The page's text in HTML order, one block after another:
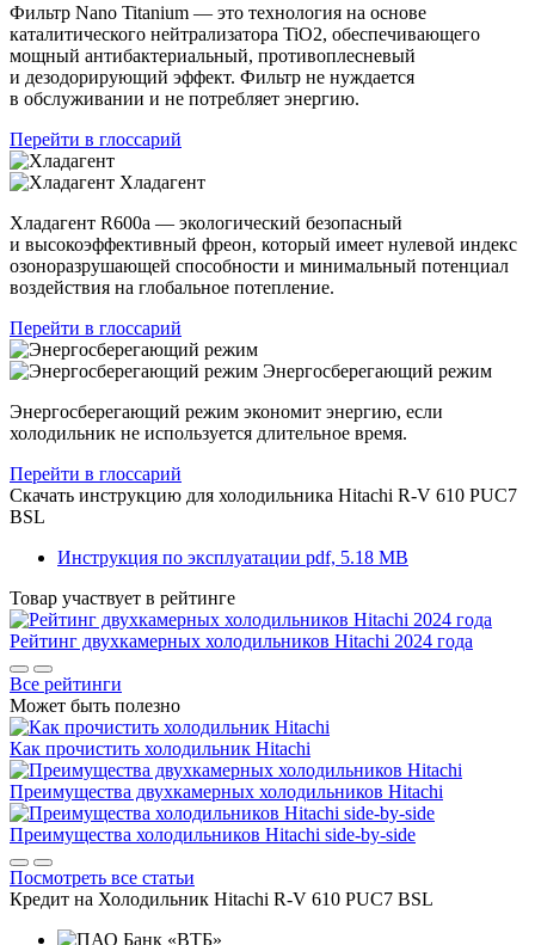
Фильтр Nano Titanium — это технология на основе
каталитического нейтрализатора TiO2, обеспечивающего
мощный антибактериальный, противоплесневый
и дезодорирующий эффект. Фильтр не нуждается
в обслуживании и не потребляет энергию.
Перейти в глоссарий
Хладагент
Хладагент R600a — экологический безопасный
и высокоэффективный фреон, который имеет нулевой индекс
озоноразрушающей способности и минимальный потенциал
воздействия на глобальное потепление.
Перейти в глоссарий
Энергосберегающий режим
Энергосберегающий режим экономит энергию, если
холодильник не используется длительное время.
Перейти в глоссарий
Скачать инструкцию для холодильника Hitachi R-V 610 PUC7
BSL
Инструкция по эксплуатации pdf, 5.18 MB
Товар участвует в рейтинге
Рейтинг двухкамерных холодильников Hitachi 2024 года
Все рейтинги
Может быть полезно
Как прочистить холодильник Hitachi
Преимущества двухкамерных холодильников Hitachi
Преимущества холодильников Hitachi side-by-side
Посмотреть все статьи
Кредит на Холодильник Hitachi R-V 610 PUC7 BSL